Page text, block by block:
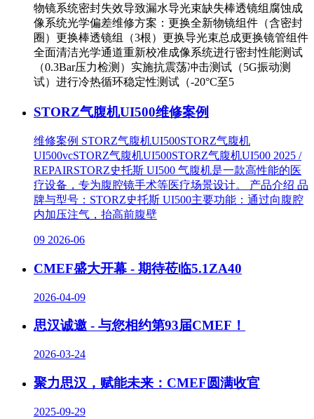
物镜系统密封失效导致漏水导光束缺失棒透镜组腐蚀成
像系统光学偏差维修方案：更换全新物镜组件（含密封
圈）更换棒透镜组（3根）更换导光束总成更换镜管组件
全面清洁光学通道重新校准成像系统进行密封性能测试
（0.3Bar压力检测）实施抗震荡冲击测试（5G振动测
试）进行冷热循环稳定性测试（-20°C至5
STORZ气腹机UI500维修案例
维修案例 STORZ气腹机UI500STORZ气腹机
UI500vcSTORZ气腹机UI500STORZ气腹机UI500 2025 /
REPAIRSTORZ史托斯 UI500 气腹机是一款高性能的医
疗设备，专为腹腔镜手术等医疗场景设计。 产品介绍 品
牌与型号：STORZ史托斯 UI500主要功能：通过向腹腔
内加压注气，抬高前腹壁
09 2026-06
CMEF盛大开幕 - 期待莅临5.1ZA40
2026-04-09
思汉诚邀 - 与您相约第93届CMEF！
2026-03-24
聚力思汉，赋能未来：CMEF圆满收官
2025-09-29